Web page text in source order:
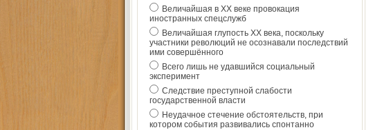
Величайшая в ХХ веке провокация
иностранных спецслужб
Величайшая глупость ХХ века, поскольку
участники революций не осознавали последствий
ими совершённого
Всего лишь не удавшийся социальный
эксперимент
Следствие преступной слабости
государственной власти
Неудачное стечение обстоятельств, при
котором события развивались спонтанно